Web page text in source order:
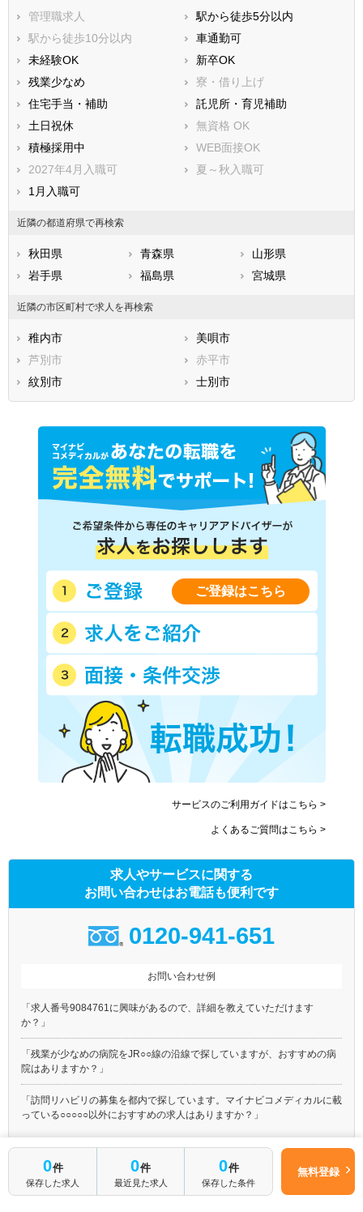
0件
保存した求人
0件
最近見た求人
0件
保存した条件
無料登録
山越郡長万部町
檜山郡江差町
檜山郡上ノ国町
檜山郡厚沢部町
爾志郡乙部町
奥尻郡奥尻町
瀬棚郡今金町
久遠郡せたな町
島牧郡島牧村
寿都郡寿都町
寿都郡黒松内町
虻田郡ニセコ町
虻田郡真狩村
虻田郡留寿都村
虻田郡喜茂別町
虻田郡京極町
古宇郡泊村
積丹郡積丹町
古平郡古平町
余市郡仁木町
余市郡余市町
空知郡奈井江町
夕張郡由仁町
夕張郡長沼町
夕張郡栗山町
樺戸郡月形町
樺戸郡浦臼町
樺戸郡新十津川町
雨竜郡妹背牛町
雨竜郡秩父別町
雨竜郡雨竜町
雨竜郡北竜町
雨竜郡沼田町
上川郡鷹栖町
上川郡東神楽町
上川郡当麻町
上川郡比布町
上川郡愛別町
上川郡東川町
上川郡美瑛町
空知郡上富良野町
空知郡中富良野町
空知郡南富良野町
勇払郡占冠村
上川郡和寒町
上川郡剣淵町
上川郡下川町
中川郡美深町
中川郡中川町
増毛郡増毛町
留萌郡小平町
苫前郡苫前町
苫前郡羽幌町
苫前郡初山別村
天塩郡天塩町
宗谷郡猿払村
枝幸郡浜頓別町
枝幸郡中頓別町
枝幸郡枝幸町
天塩郡豊富町
網走郡津別町
斜里郡斜里町
斜里郡清里町
斜里郡小清水町
常呂郡訓子府町
紋別郡遠軽町
紋別郡湧別町
紋別郡滝上町
紋別郡興部町
紋別郡雄武町
有珠郡壮瞥町
白老郡白老町
勇払郡厚真町
虻田郡洞爺湖町
勇払郡安平町
勇払郡むかわ町
新冠郡新冠町
浦河郡浦河町
様似郡様似町
幌泉郡えりも町
日高郡新ひだか町
河東郡音更町
河東郡士幌町
河東郡上士幌町
河東郡鹿追町
上川郡新得町
管理職求人
駅から徒歩5分以内
駅から徒歩10分以内
車通勤可
未経験OK
新卒OK
残業少なめ
寮・借り上げ
住宅手当・補助
託児所・育児補助
土日祝休
無資格 OK
積極採用中
WEB面接OK
2027年4月入職可
夏～秋入職可
1月入職可
近隣の都道府県で再検索
秋田県 青森県
山形県
岩手県
福島県 宮城県
近隣の市区町村で求人を再検索
稚内市
美唄市
芦別市
赤平市
紋別市
士別市
ご登録はこちら
サービスのご利用ガイドはこちら >
よくあるご質問はこちら >
求人やサービスに関する
お問い合わせはお電話も便利です
0120-941-651
お問い合わせ例
「求人番号9084761に興味があるので、詳細を教えていただけます
か？」
「残業が少なめの病院をJR○○線の沿線で探していますが、おすすめの病
院はありますか？」
「訪問リハビリの募集を都内で探しています。マイナビコメディカルに載
っている○○○○○以外におすすめの求人はありますか？」